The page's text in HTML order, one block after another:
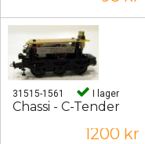
31515-1561 I lager
Chassi - C-Tender
1200 kr